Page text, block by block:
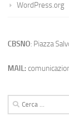
WordPress.org
CBSNO: Piazza
MAIL:
Ricerca
per: